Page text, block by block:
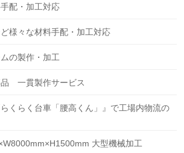
配・加工対応
様々な材料手配・加工対応
の製作・加工
一貫製作サービス
くらく台車「腰高くん」』で工場内物流の
大型機械加工